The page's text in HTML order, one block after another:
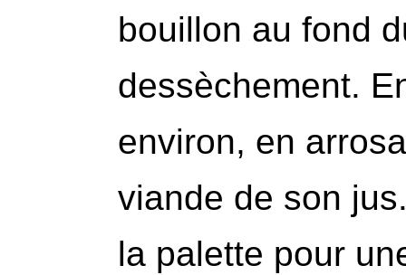
bouillon au fond
dessèchement.
environ, en
viande de son
la palette pour